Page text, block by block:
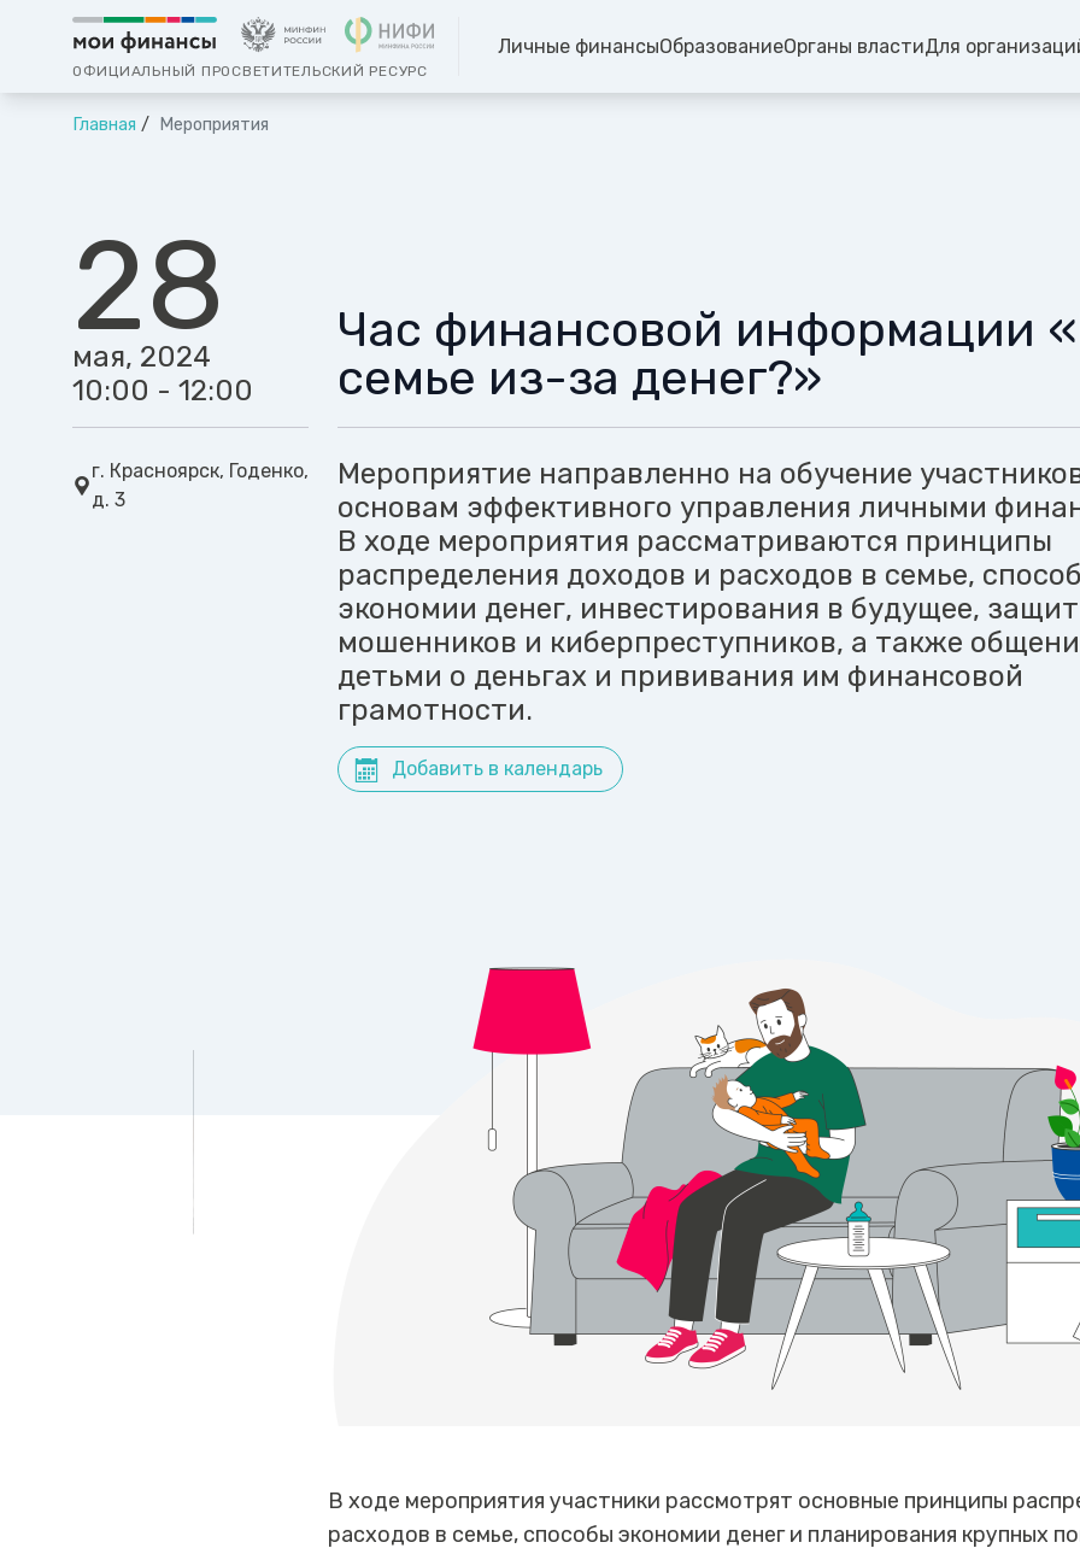
ОФИЦИАЛЬНЫЙ ПРОСВЕТИТЕЛЬСКИЙ РЕСУРС
Личные финансыОбразованиеОрганы властиДля
Главная Мероприятия
28
мая, 2024
10:00 - 12:00
г. Красноярск, Годенко,
д. 3
Час финансовой информации
семье из-за денег?»
Мероприятие направленно на обучение
основам эффективного управления личными
В ходе мероприятия рассматриваются принципы
распределения доходов и расходов в семье,
экономии денег, инвестирования в будущее,
мошенников и киберпреступников, а также
детьми о деньгах и прививания им финансовой
грамотности.
Добавить в календарь
В ходе мероприятия участники рассмотрят основные принципы
расходов в семье, способы экономии денег и планирования крупных